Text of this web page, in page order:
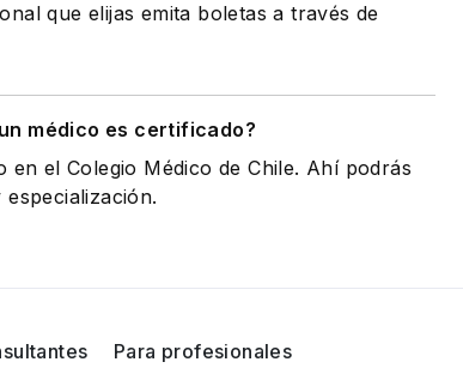
que elijas emita boletas a través de
médico es certificado?
el Colegio Médico de Chile. Ahí podrás
Para profesionales